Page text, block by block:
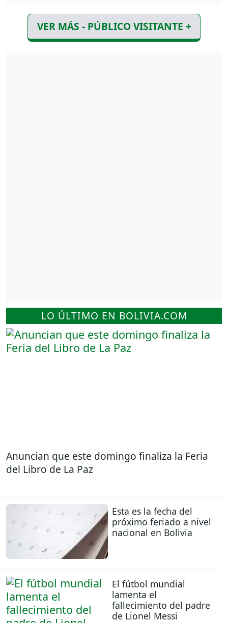
VER MÁS - PÚBLICO VISITANTE +
LO ÚLTIMO EN BOLIVIA.COM
Anuncian que este domingo finaliza la Feria
del Libro de La Paz
Esta es la fecha del
próximo feriado a nivel
nacional en Bolivia
El fútbol mundial
lamenta el
fallecimiento del padre
de Lionel Messi